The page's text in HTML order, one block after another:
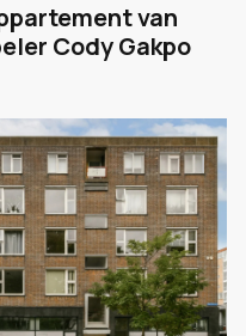
van
Cody Gakpo